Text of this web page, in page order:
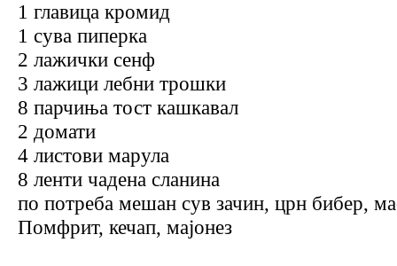
1 главица кромид
1 сува пиперка
2 лажички сенф
3 лажици лебни трошки
8 парчиња тост кашкавал
2 домати
4 листови марула
8 ленти чадена сланина
по потреба мешан сув зачин, црн бибер,
Помфрит, кечап, мајонез